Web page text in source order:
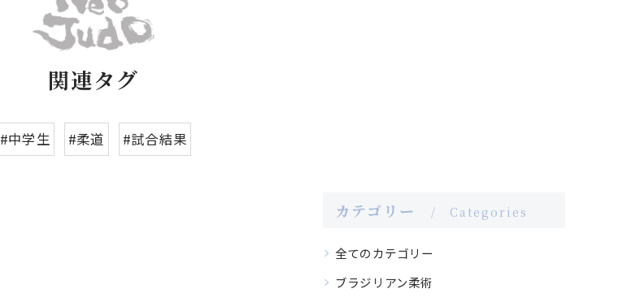
関連タグ
#中学生 #柔道 #試合結果
カテゴリー Categories
全てのカテゴリー
ブラジリアン柔術